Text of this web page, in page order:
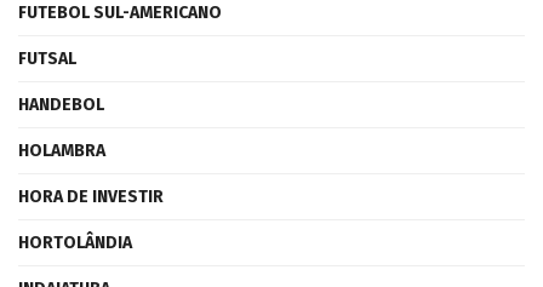
FUTEBOL SUL-AMERICANO
FUTSAL
HANDEBOL
HOLAMBRA
HORA DE INVESTIR
HORTOLÂNDIA